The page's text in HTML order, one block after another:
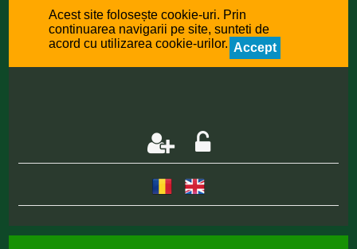
Acest site folosește cookie-uri. Prin
continuarea navigarii pe site, sunteti de
acord cu utilizarea cookie-urilor. Accept